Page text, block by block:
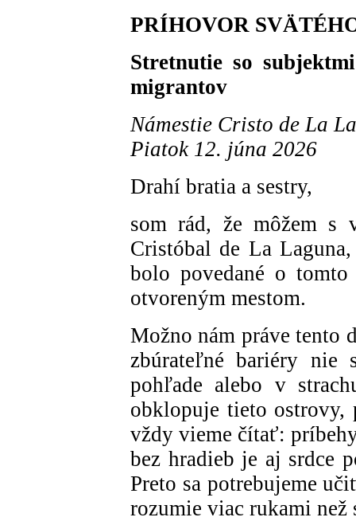
PRÍHOVOR
Stretnutie so
migrantov
Námestie Cristo de La
Piatok 12. júna 2026
Drahí bratia a sestry,
som rád, že môžem
Cristóbal de La
bolo povedané o
otvoreným mestom.
Možno nám práve tento
zbúrateľné bariéry
pohľade alebo v
obklopuje tieto ostrovy,
vždy vieme čítať:
bez hradieb je aj srdce
Preto sa potrebujeme
rozumie viac rukami než